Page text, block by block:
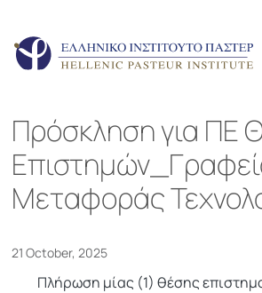
Πρόσκληση για ΠΕ
Μεταφοράς
21 October, 2025
Πλήρωση μίας (1) θέσης